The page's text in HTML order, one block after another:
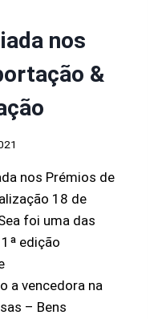
nos
&
nos Prémios de
18 de
foi uma das
edição
a vencedora na
– Bens